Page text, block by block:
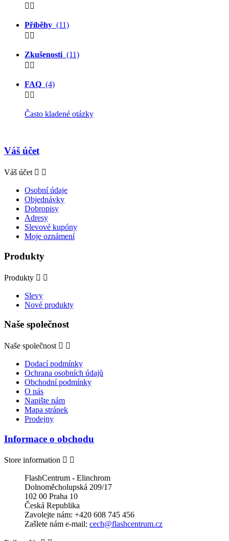
 
Příběhy (11)
 
Zkušenosti (11)
 
FAQ (4)
 
Často kladené otázky
Váš účet
Váš účet  
Osobní údaje
Objednávky
Dobropisy
Adresy
Slevové kupóny
Moje oznámení
Produkty
Produkty  
Slevy
Nové produkty
Naše společnost
Naše společnost  
Dodací podmínky
Ochrana osobních údajů
Obchodní podmínky
O nás
Napište nám
Mapa stránek
Prodejny
Informace o obchodu
Store information  
FlashCentrum - Elinchrom
Dolnoměcholupská 209/17
102 00 Praha 10
Česká Republika
Zavolejte nám: +420 608 745 456
Zašlete nám e-mail: cech@flashcentrum.cz